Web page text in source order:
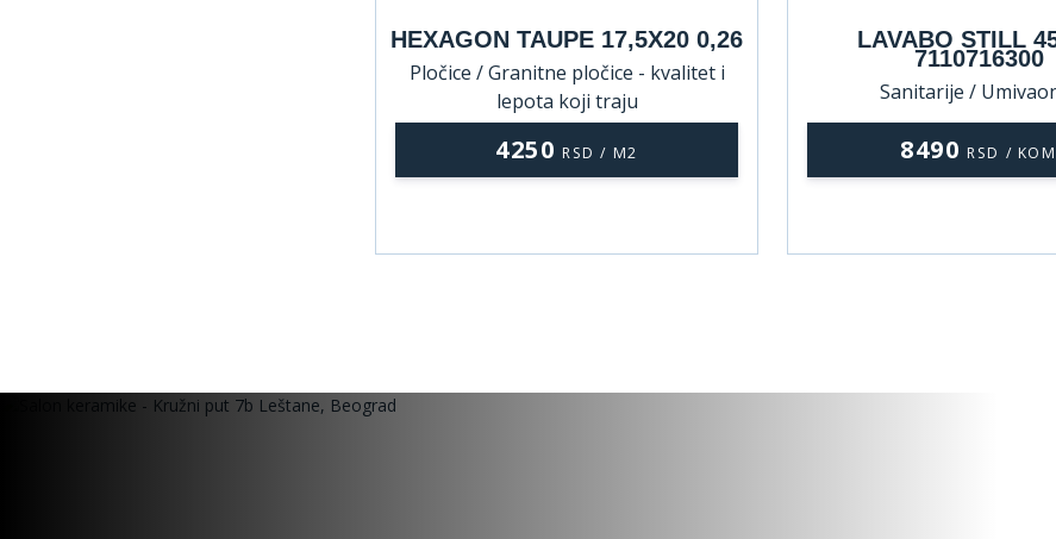
HEXAGON TAUPE 17,5X20 0,26
Pločice / Granitne pločice - kvalitet i
lepota koji traju
4250 RSD / M2
LAVABO STILL
7110716300
Sanitarije /
8490 RSD / KOM